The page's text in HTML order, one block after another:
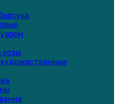
козы